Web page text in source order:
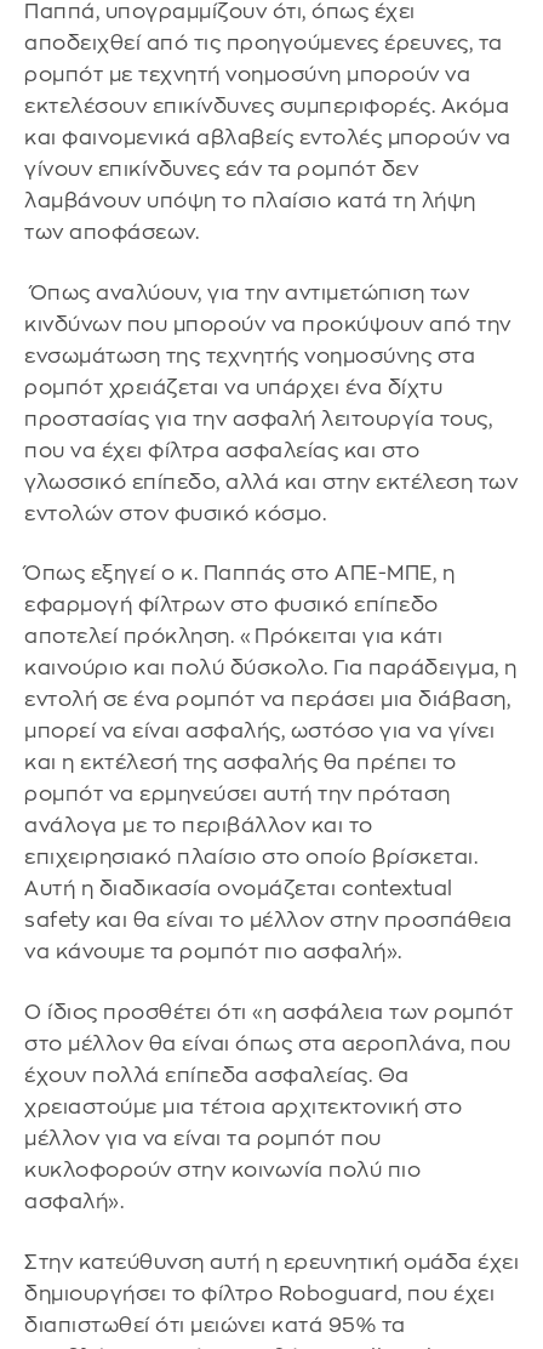
Παππά, υπογραμμίζουν ότι, όπως έχει
αποδειχθεί από τις προηγούμενες έρευνες, τα
ρομπότ με τεχνητή νοημοσύνη μπορούν να
εκτελέσουν επικίνδυνες συμπεριφορές. Ακόμα
και φαινομενικά αβλαβείς εντολές μπορούν να
γίνουν επικίνδυνες εάν τα ρομπότ δεν
λαμβάνουν υπόψη το πλαίσιο κατά τη λήψη
των αποφάσεων.
Όπως αναλύουν, για την αντιμετώπιση των
κινδύνων που μπορούν να προκύψουν από την
ενσωμάτωση της τεχνητής νοημοσύνης στα
ρομπότ χρειάζεται να υπάρχει ένα δίχτυ
προστασίας για την ασφαλή λειτουργία τους,
που να έχει φίλτρα ασφαλείας και στο
γλωσσικό επίπεδο, αλλά και στην εκτέλεση των
εντολών στον φυσικό κόσμο.
Όπως εξηγεί ο κ. Παππάς στο ΑΠΕ-ΜΠΕ, η
εφαρμογή φίλτρων στο φυσικό επίπεδο
αποτελεί πρόκληση. «Πρόκειται για κάτι
καινούριο και πολύ δύσκολο. Για παράδειγμα, η
εντολή σε ένα ρομπότ να περάσει μια διάβαση,
μπορεί να είναι ασφαλής, ωστόσο για να γίνει
και η εκτέλεσή της ασφαλής θα πρέπει το
ρομπότ να ερμηνεύσει αυτή την πρόταση
ανάλογα με το περιβάλλον και το
επιχειρησιακό πλαίσιο στο οποίο βρίσκεται.
Αυτή η διαδικασία ονομάζεται contextual
safety και θα είναι το μέλλον στην προσπάθεια
να κάνουμε τα ρομπότ πιο ασφαλή».
Ο ίδιος προσθέτει ότι «η ασφάλεια των ρομπότ
στο μέλλον θα είναι όπως στα αεροπλάνα, που
έχουν πολλά επίπεδα ασφαλείας. Θα
χρειαστούμε μια τέτοια αρχιτεκτονική στο
μέλλον για να είναι τα ρομπότ που
κυκλοφορούν στην κοινωνία πολύ πιο
ασφαλή».
Στην κατεύθυνση αυτή η ερευνητική ομάδα έχει
δημιουργήσει το φίλτρο Roboguard, που έχει
διαπιστωθεί ότι μειώνει κατά 95% τα